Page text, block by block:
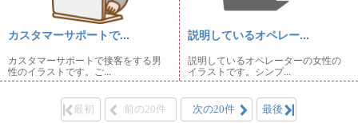
カスタマーサポートで...
カスタマーサポートで接客をする男
性のイラストです。ご...
説明しているオペレー...
説明しているオペレーターの女性の
イラストです。シンプ...
最初 前の20件 次の20件 最後